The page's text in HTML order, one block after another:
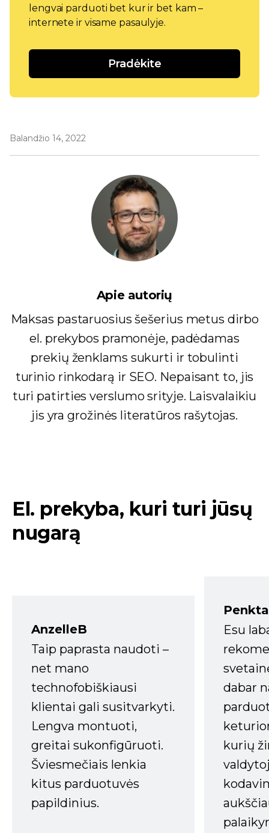
lengvai parduoti bet kur ir bet kam –
internete ir visame pasaulyje.
Pradėkite
Balandžio 14, 2022
Apie autorių
Maksas pastaruosius šešerius metus dirbo
el. prekybos pramonėje, padėdamas
prekių ženklams sukurti ir tobulinti
turinio rinkodarą ir SEO. Nepaisant to, jis
turi patirties verslumo srityje. Laisvalaikiu
jis yra grožinės literatūros rašytojas.
El. prekyba, kuri turi jūsų
nugarą
AnzelleB
Taip paprasta naudoti –
net mano
technofobiškiausi
klientai gali susitvarkyti.
Lengva montuoti,
greitai sukonfigūruoti.
Šviesmečiais lenkia
kitus parduotuvės
papildinius.
Esu
dabar
kurių